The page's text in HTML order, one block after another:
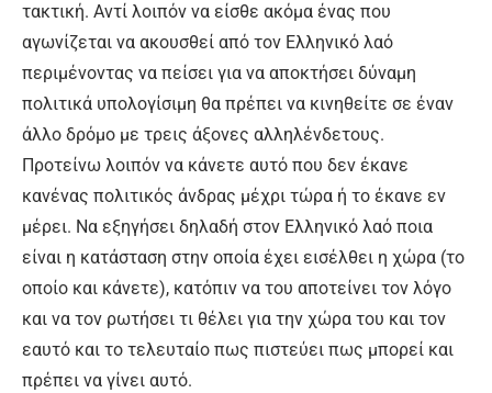
τακτική. Αντί λοιπόν να είσθε ακόμα ένας που
αγωνίζεται να ακουσθεί από τον Ελληνικό λαό
περιμένοντας να πείσει για να αποκτήσει δύναμη
πολιτικά υπολογίσιμη θα πρέπει να κινηθείτε σε έναν
άλλο δρόμο με τρεις άξονες αλληλένδετους.
Προτείνω λοιπόν να κάνετε αυτό που δεν έκανε
κανένας πολιτικός άνδρας μέχρι τώρα ή το έκανε εν
μέρει. Να εξηγήσει δηλαδή στον Ελληνικό λαό ποια
είναι η κατάσταση στην οποία έχει εισέλθει η χώρα (το
οποίο και κάνετε), κατόπιν να του αποτείνει τον λόγο
και να τον ρωτήσει τι θέλει για την χώρα του και τον
εαυτό και το τελευταίο πως πιστεύει πως μπορεί και
πρέπει να γίνει αυτό.